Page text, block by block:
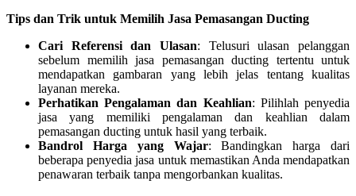
Tips dan Trik untuk Memilih Jasa Pemasangan Ducting
Cari Referensi dan Ulasan: Telusuri ulasan pelanggan
sebelum memilih jasa pemasangan ducting tertentu untuk
mendapatkan gambaran yang lebih jelas tentang kualitas
layanan mereka.
Perhatikan Pengalaman dan Keahlian: Pilihlah penyedia
jasa yang memiliki pengalaman dan keahlian dalam
pemasangan ducting untuk hasil yang terbaik.
Bandrol Harga yang Wajar: Bandingkan harga dari
beberapa penyedia jasa untuk memastikan Anda mendapatkan
penawaran terbaik tanpa mengorbankan kualitas.